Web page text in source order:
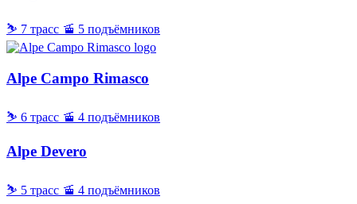
⛷ 7 трасс 🚡 5 подъёмников
Alpe Campo Rimasco
⛷ 6 трасс 🚡 4 подъёмников
Alpe Devero
⛷ 5 трасс 🚡 4 подъёмников